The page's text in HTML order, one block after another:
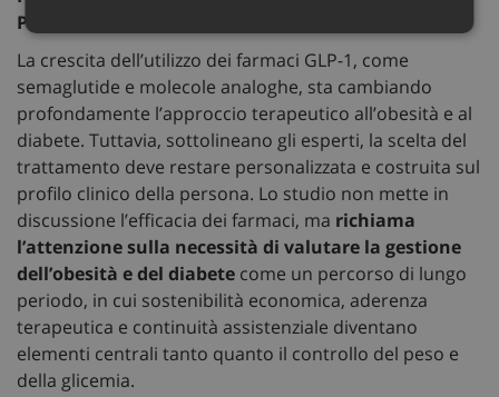
PERCORSO PERSONALIZZATO
La crescita dell’utilizzo dei farmaci GLP-1, come
semaglutide e molecole analoghe, sta cambiando
profondamente l’approccio terapeutico all’obesità e al
diabete. Tuttavia, sottolineano gli esperti, la scelta del
trattamento deve restare personalizzata e costruita sul
profilo clinico della persona. Lo studio non mette in
discussione l’efficacia dei farmaci, ma richiama
l’attenzione sulla necessità di valutare la gestione
dell’obesità e del diabete come un percorso di lungo
periodo, in cui sostenibilità economica, aderenza
terapeutica e continuità assistenziale diventano
elementi centrali tanto quanto il controllo del peso e
della glicemia.
Necessari Marketing
Non
classificati
Necessari Marketing
I cookie necessari contribuiscono a rendere fruibile il
sito web abilitandone funzionalità di base quali la
navigazione sulle pagine e l'accesso alle aree
protette del sito. Il sito web non è in grado di
funzionare correttamente senza questi cookie.
Nome
Fornitore /Dominio
ARRAffinity